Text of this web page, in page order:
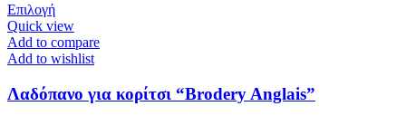
ΕπιλογήΑυτό
το
προϊόν
έχει
παραλλαγές.
Οι
Quick view
Add to compare
Add to wishlist
Λαδόπανο για κορίτσι “Brodery Anglais”